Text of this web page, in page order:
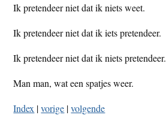
Ik pretendeer niet dat ik niets weet.
Ik pretendeer niet dat ik iets pretendeer.
Ik pretendeer niet dat ik niets pretendeer.
Man man, wat een spatjes weer.
Index |vorige |volgende